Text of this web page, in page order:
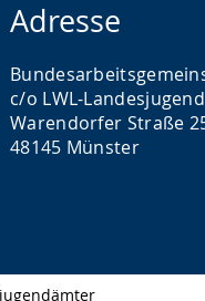
Adresse
c/o LWL-
Warendorfer Straße
48145 Münster